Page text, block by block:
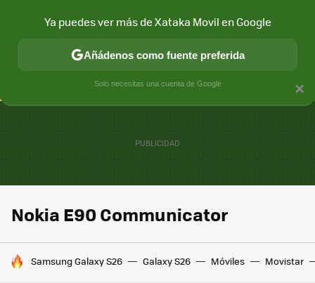
CONECTIVIDAD MÓVIL Y SOCIEDAD APLICACIONES
Nokia E90 Communicator
HOY SE HABLA DE
Samsung Galaxy S26 Galaxy S26 Móviles Movistar
×
Ya puedes ver más de Xataka Movil en Google
Añádenos como fuente preferida
Solo necesitas una cuenta de Google